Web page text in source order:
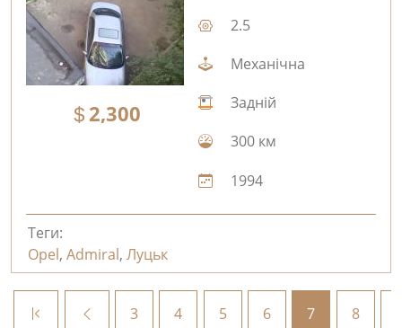
2,300
2.5
Механічна
Задній
300 км
1994
Теги:
Opel, Admiral, Луцьк
3 4 5 6 7 8